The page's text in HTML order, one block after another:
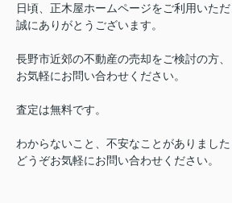
日頃、正木屋ホームページをご利用いただ
誠にありがとうございます。
長野市近郊の不動産の売却をご検討の方、
お気軽にお問い合わせください。
査定は無料です。
わからないこと、不安なことがありました
どうぞお気軽にお問い合わせください。